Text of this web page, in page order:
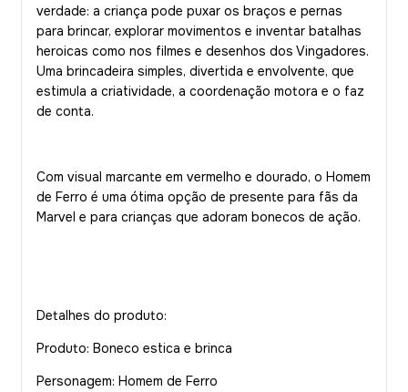
verdade: a criança pode puxar os braços e pernas
para brincar, explorar movimentos e inventar batalhas
heroicas como nos filmes e desenhos dos Vingadores.
Uma brincadeira simples, divertida e envolvente, que
estimula a criatividade, a coordenação motora e o faz
de conta.
Com visual marcante em vermelho e dourado, o Homem
de Ferro é uma ótima opção de presente para fãs da
Marvel e para crianças que adoram bonecos de ação.
Detalhes do produto:
Produto: Boneco estica e brinca
Personagem: Homem de Ferro